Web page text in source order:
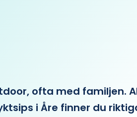
ofta med familjen.
i Åre finner du